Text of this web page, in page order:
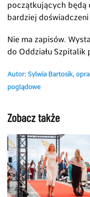
początkujących będą
bardziej
Nie ma zapisów.
do Oddziału Szpitalik
Autor: Sylwia Bartosik,
poglądowe
Zobacz także